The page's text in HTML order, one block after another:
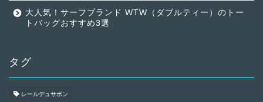
大人気！サーフブランド WTW（ダブルティー）のトー
トバッグおすすめ3選
タグ
レールデュサボン